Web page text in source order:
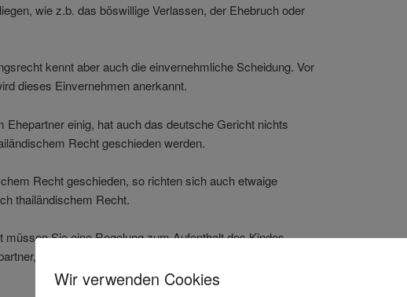
wie z.b. das böswillige Verlassen, der Ehebruch oder
kennt aber auch die einvernehmliche Scheidung. Vor
dieses Einvernehmen anerkannt.
Ehepartner einig, hat auch das deutsche Gericht nichts
Recht geschieden werden.
Recht geschieden, so richten sich auch etwaige
thailändischem Recht.
müssen Sie eine Regelung zum Aufenthalt des Kindes
bei dem sich die Kinder aufhalten, erhält auch das
Wir verwenden Cookies